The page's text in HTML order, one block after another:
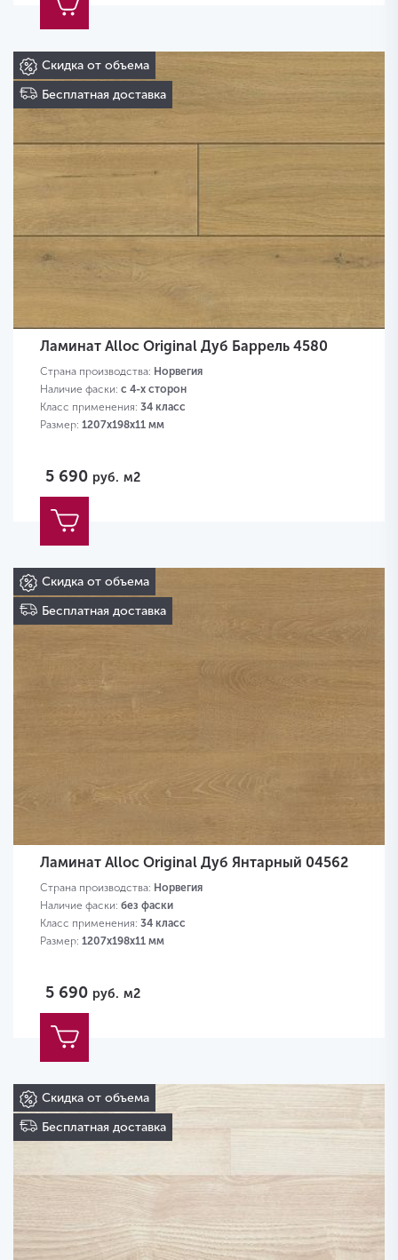
Скидка от объема
Бесплатная доставка
Ламинат Alloc Original Дуб Баррель 4580
Страна производства: Норвегия
Наличие фаски: с 4-х сторон
Класс применения: 34 класс
Размер: 1207х198х11 мм
5 690 руб. м2
Скидка от объема
Бесплатная доставка
Ламинат Alloc Original Дуб Янтарный 04562
Страна производства: Норвегия
Наличие фаски: без фаски
Класс применения: 34 класс
Размер: 1207х198х11 мм
5 690 руб. м2
Скидка от объема
Бесплатная доставка